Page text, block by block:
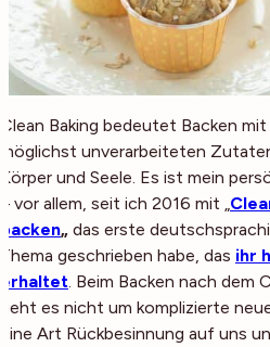
Clean Baking bedeutet Backen
möglichst unverarbeiteten
Körper und Seele. Es ist mein
– vor allem, seit ich 2016 mit „
backen„ das erste
Thema geschrieben habe, das ihr
erhaltet . Beim Backen nach dem
geht es nicht um komplizierte
eine Art Rückbesinnung auf uns